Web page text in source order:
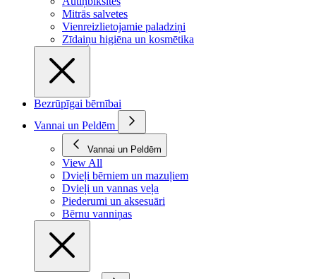
Mitrās salvetes
Vienreizlietojamie paladziņi
Zīdaiņu higiēna un kosmētika
Bezrūpīgai bērnībai
Vannai un Peldēm
Vannai un Peldēm
View All
Dvieļi bērniem un mazuļiem
Dvieļi un vannas veļa
Piederumi un aksesuāri
Bērnu vanniņas